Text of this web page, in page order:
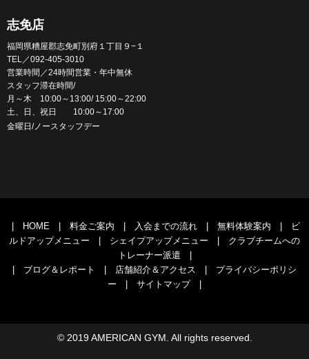
志免店
福岡県糟屋郡志免町別府１丁目９−１
TEL／092-405-3010
営業時間／24時間営業・年中無休
スタッフ滞在時間/
月～木 10:00～13:00/ 15:00～22:00
土、日、祝日 10:00～17:00
金曜日/ノースタッフデー
HOME 料金ご案内 入会までの流れ 無料体験案内
ビ
ルドアップメニュー
シェイプアップメニュー
クラブチームへの
トレーナー派遣
ブログ＆レポート 店舗紹介＆アクセス
プライバシーポリシ
ー
サイトマップ|
© 2019 AMERICAN GYM. All rights reserved.